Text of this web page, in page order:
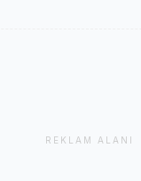
REKLAM ALANI